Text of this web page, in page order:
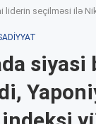
liderin seçilməsi ilə
siyasi